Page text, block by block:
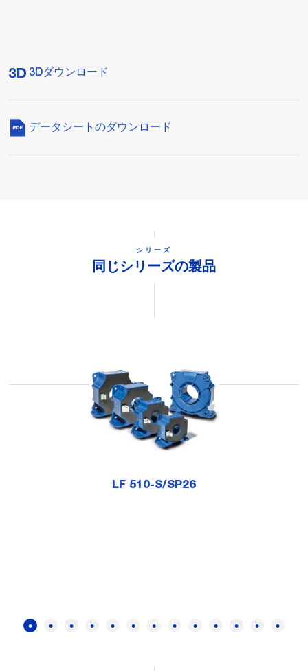
3Dダウンロード
データシートのダウンロード
シリーズ
同じシリーズの製品
LF 510-S/SP26